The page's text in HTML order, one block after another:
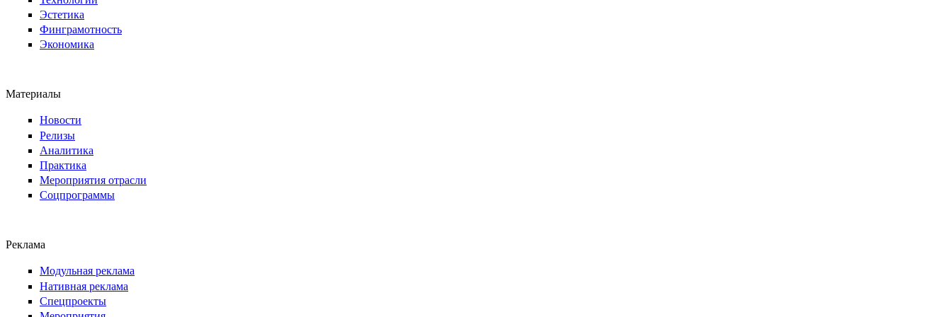
Эстетика
Финграмотность
Экономика
Материалы
Новости
Релизы
Аналитика
Практика
Мероприятия отрасли
Соцпрограммы
Реклама
Модульная реклама
Нативная реклама
Спецпроекты